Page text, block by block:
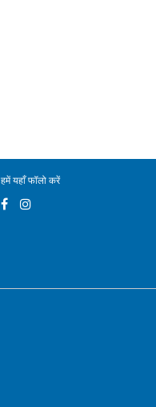
हमें यहाँ फॉलो करें